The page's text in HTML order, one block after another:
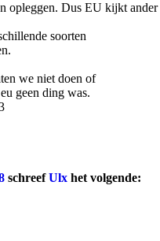
opleggen. Dus EU kijkt ander
soorten
we niet doen of
geen ding was.
schreefUlx het volgende: